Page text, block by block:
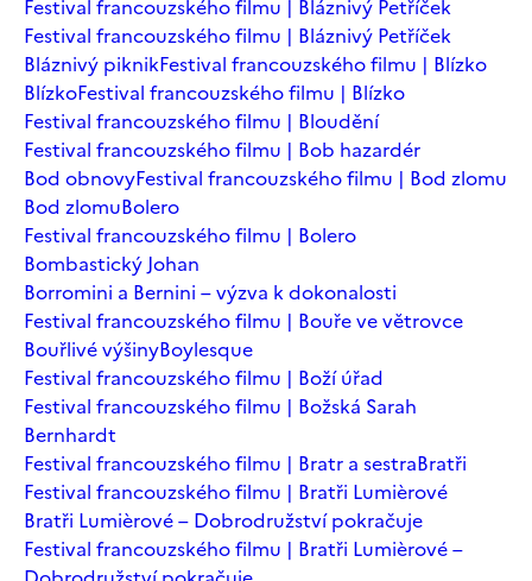
Festival francouzského filmu | Bláznivý Petříček
Festival francouzského filmu | Bláznivý Petříček
Bláznivý piknikFestival francouzského filmu | Blízko
BlízkoFestival francouzského filmu | Blízko
Festival francouzského filmu | Bloudění
Festival francouzského filmu | Bob hazardér
Bod obnovyFestival francouzského filmu | Bod zlomu
Bod zlomuBolero
Festival francouzského filmu | Bolero
Bombastický Johan
Borromini a Bernini – výzva k dokonalosti
Festival francouzského filmu | Bouře ve větrovce
Bouřlivé výšinyBoylesque
Festival francouzského filmu | Boží úřad
Festival francouzského filmu | Božská Sarah
Bernhardt
Festival francouzského filmu | Bratr a sestraBratři
Festival francouzského filmu | Bratři Lumièrové
Bratři Lumièrové – Dobrodružství pokračuje
Festival francouzského filmu | Bratři Lumièrové –